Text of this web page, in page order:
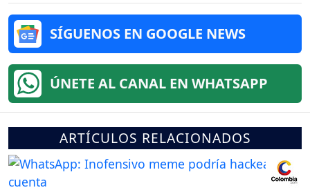
SÍGUENOS EN GOOGLE NEWS
ÚNETE AL CANAL EN WHATSAPP
ARTÍCULOS RELACIONADOS